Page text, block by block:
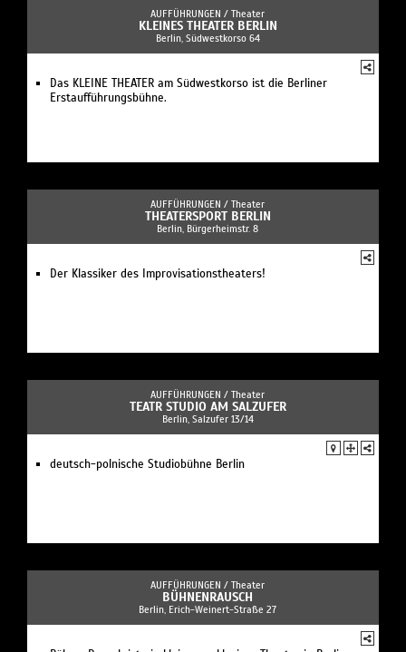
AUFFÜHRUNGEN / Theater
KLEINES THEATER BERLIN
Berlin, Südwestkorso 64
Das KLEINE THEATER am Südwestkorso ist die Berliner
Erstaufführungsbühne.
AUFFÜHRUNGEN / Theater
THEATERSPORT BERLIN
Berlin, Bürgerheimstr. 8
Der Klassiker des Improvisationstheaters!
AUFFÜHRUNGEN / Theater
TEATR STUDIO AM SALZUFER
Berlin, Salzufer 13/14
deutsch-polnische Studiobühne Berlin
AUFFÜHRUNGEN / Theater
BÜHNENRAUSCH
Berlin, Erich-Weinert-Straße 27